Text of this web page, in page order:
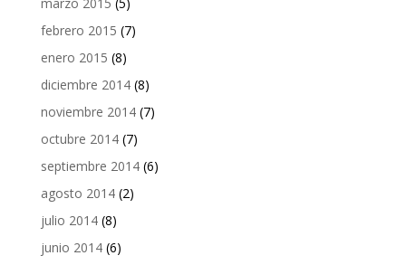
marzo 2015 (5)
febrero 2015 (7)
enero 2015 (8)
diciembre 2014(8)
noviembre 2014(7)
octubre 2014(7)
septiembre 2014(6)
agosto 2014(2)
julio 2014(8)
junio 2014(6)